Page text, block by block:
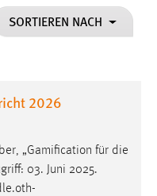
SORTIEREN NACH
2026
„Gamification für die
03. Juni 2025.
.oth-
Einverständnis-